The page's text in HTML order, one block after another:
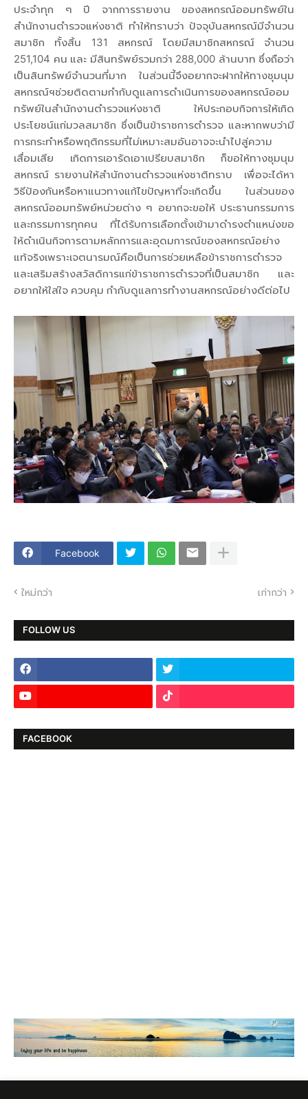
ประจำทุก ๆ ปี จากการรายงาน ของสหกรณ์ออมทรัพย์ใน
สำนักงานตำรวจแห่งชาติ ทำให้ทราบว่า ปัจจุบันสหกรณ์มีจำนวน
สมาชิก ทั้งสิ้น 131 สหกรณ์ โดยมีสมาชิกสหกรณ์ จำนวน
251,104 คน และ มีสินทรัพย์รวมกว่า 288,000 ล้านบาท ซึ่งถือว่า
เป็นสินทรัพย์จำนวนที่มาก ในส่วนนี้จึงอยากจะฝากให้ทางชุมนุม
สหกรณ์ฯช่วยติดตามกำกับดูแลการดำเนินการของสหกรณ์ออม
ทรัพย์ในสำนักงานตำรวจแห่งชาติ ให้ประกอบกิจการให้เกิด
ประโยชน์แก่มวลสมาชิก ซึ่งเป็นข้าราชการตำรวจ และหากพบว่ามี
การกระทำหรือพฤติกรรมที่ไม่เหมาะสมอันอาจจะนำไปสู่ความ
เสื่อมเสีย เกิดการเอารัดเอาเปรียบสมาชิก ก็ขอให้ทางชุมนุม
สหกรณ์ รายงานให้สำนักงานตำรวจแห่งชาติทราบ เพื่อจะได้หา
วิธีป้องกันหรือหาแนวทางแก้ไขปัญหาที่จะเกิดขึ้น ในส่วนของ
สหกรณ์ออมทรัพย์หน่วยต่าง ๆ อยากจะขอให้ ประธานกรรมการ
และกรรมการทุกคน ที่ได้รับการเลือกตั้งเข้ามาดำรงตำแหน่งขอ
ให้ดำเนินกิจการตามหลักการและอุดมการณ์ของสหกรณ์อย่าง
แท้จริงเพราะเจตนารมณ์คือเป็นการช่วยเหลือข้าราชการตำรวจ
และเสริมสร้างสวัสดิการแก่ข้าราชการตำรวจที่เป็นสมาชิก และ
อยากให้ใส่ใจ ควบคุม กำกับดูแลการทำงานสหกรณ์อย่างดีต่อไป
Facebook
ใหม่กว่า เก่ากว่า
FOLLOW US
FACEBOOK